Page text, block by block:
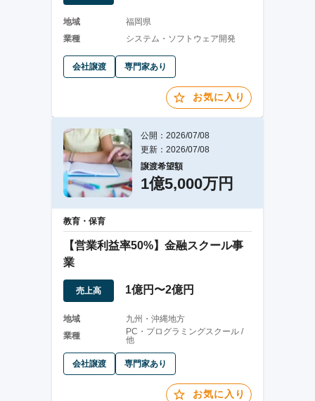
地域
福岡県
業種
システム・ソフトウェア開発
会社譲渡 専門家あり
お気に入り
公開：2026/07/08
更新：2026/07/08
譲渡希望額
1億5,000万円
教育・保育
【営業利益率50%】金融スクール事
業
売上高 1億円〜2億円
地域
九州・沖縄地方
業種
PC・プログラミングスクール /
他
会社譲渡 専門家あり
お気に入り